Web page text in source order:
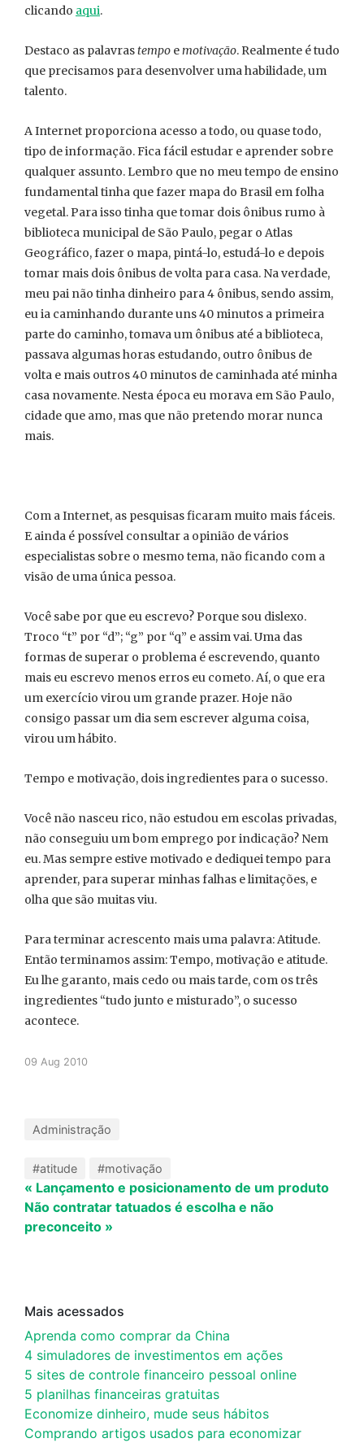
clicando aqui.
Destaco as palavrastempo emotivação. Realmente é tudo
que precisamos para desenvolver uma habilidade, um
talento.
A Internet proporciona acesso a todo, ou quase todo,
tipo de informação. Fica fácil estudar e aprender sobre
qualquer assunto. Lembro que no meu tempo de ensino
fundamental tinha que fazer mapa do Brasil em folha
vegetal. Para isso tinha que tomar dois ônibus rumo à
biblioteca municipal de São Paulo, pegar o Atlas
Geográfico, fazer o mapa, pintá-lo, estudá-lo e depois
tomar mais dois ônibus de volta para casa. Na verdade,
meu pai não tinha dinheiro para 4 ônibus, sendo assim,
eu ia caminhando durante uns 40 minutos a primeira
parte do caminho, tomava um ônibus até a biblioteca,
passava algumas horas estudando, outro ônibus de
volta e mais outros 40 minutos de caminhada até minha
casa novamente. Nesta época eu morava em São Paulo,
cidade que amo, mas que não pretendo morar nunca
mais.
Com a Internet, as pesquisas ficaram muito mais fáceis.
E ainda é possível consultar a opinião de vários
especialistas sobre o mesmo tema, não ficando com a
visão de uma única pessoa.
Você sabe por que eu escrevo? Porque sou dislexo.
Troco “t” por “d”; “g” por “q” e assim vai. Uma das
formas de superar o problema é escrevendo, quanto
mais eu escrevo menos erros eu cometo. Aí, o que era
um exercício virou um grande prazer. Hoje não
consigo passar um dia sem escrever alguma coisa,
virou um hábito.
Tempo e motivação, dois ingredientes para o sucesso.
Você não nasceu rico, não estudou em escolas privadas,
não conseguiu um bom emprego por indicação? Nem
eu. Mas sempre estive motivado e dediquei tempo para
aprender, para superar minhas falhas e limitações, e
olha que são muitas viu.
Para terminar acrescento mais uma palavra: Atitude.
Então terminamos assim: Tempo, motivação e atitude.
Eu lhe garanto, mais cedo ou mais tarde, com os três
ingredientes “tudo junto e misturado”, o sucesso
acontece.
09 Aug 2010
Administração
#atitude #motivação
« Lançamento e posicionamento de um produto
Não contratar tatuados é escolha e não
preconceito »
Mais acessados
Aprenda como comprar da China
4 simuladores de investimentos em ações
5 sites de controle financeiro pessoal online
5 planilhas financeiras gratuitas
Economize dinheiro, mude seus hábitos
Comprando artigos usados para economizar